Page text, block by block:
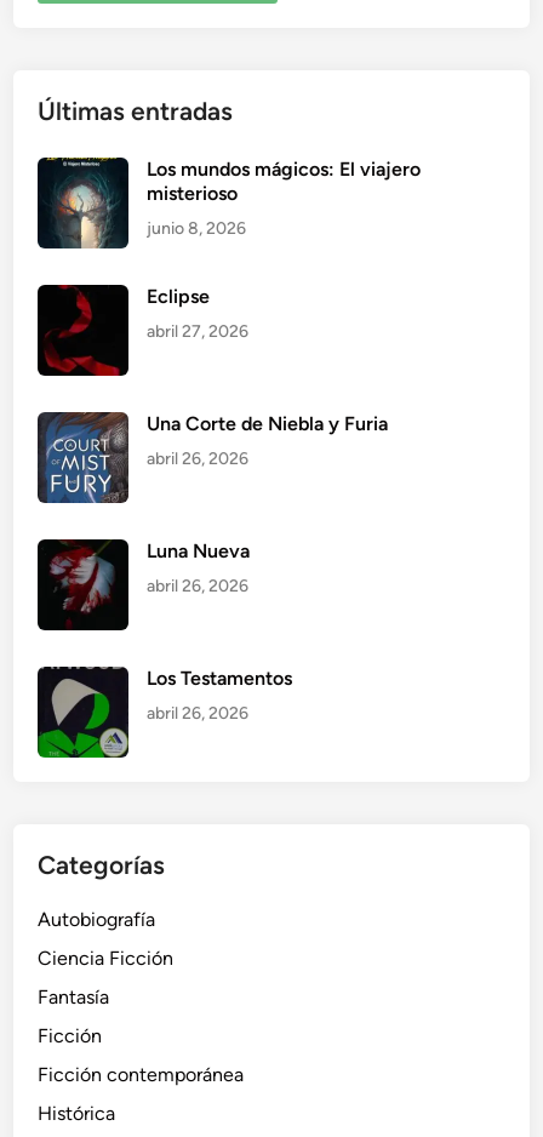
Últimas entradas
Los mundos mágicos: El viajero
misterioso
junio 8, 2026
Eclipse
abril 27, 2026
Una Corte de Niebla y Furia
abril 26, 2026
Luna Nueva
abril 26, 2026
Los Testamentos
abril 26, 2026
Categorías
Autobiografía
Ciencia Ficción
Fantasía
Ficción
Ficción contemporánea
Histórica